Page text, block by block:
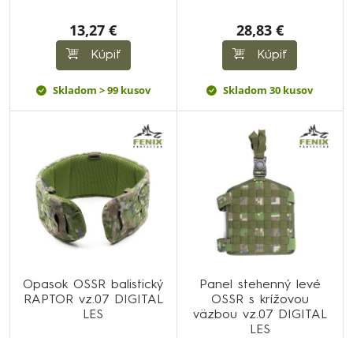
13,27 €
Kúpiť
Skladom > 99 kusov
28,83 €
Kúpiť
Skladom 30 kusov
Opasok OSSR balistický
RAPTOR vz.07 DIGITAL
LES
Panel stehenný levé
OSSR s krížovou
väzbou vz.07 DIGITAL
LES